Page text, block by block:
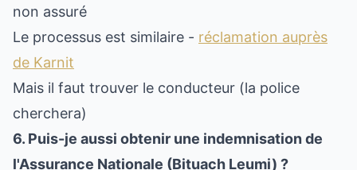
non assuré
Le processus est similaire - réclamation auprès
de Karnit
Mais il faut trouver le conducteur (la police
cherchera)
6. Puis-je aussi obtenir une indemnisation de
l'Assurance Nationale (Bituach Leumi) ?